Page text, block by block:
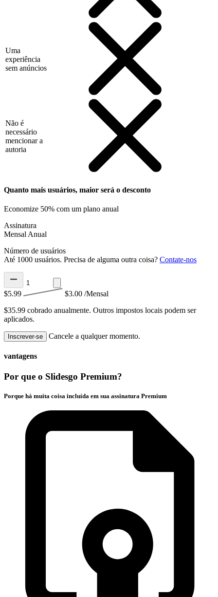
Uma
experiência
sem anúncios
Não é
necessário
mencionar a
autoria
Quanto mais usuários, maior será o desconto
Economize 50% com um plano anual
Assinatura
Mensal Anual
Número de usuários
Até 1000 usuários. Precisa de alguma outra coisa? Contate-nos
$5.99 $3.00 /Mensal
$35.99 cobrado anualmente. Outros impostos locais podem ser
aplicados.
Inscrever-se Cancele a qualquer momento.
vantagens
Por que o Slidesgo Premium?
Porque há muita coisa incluída em sua assinatura Premium